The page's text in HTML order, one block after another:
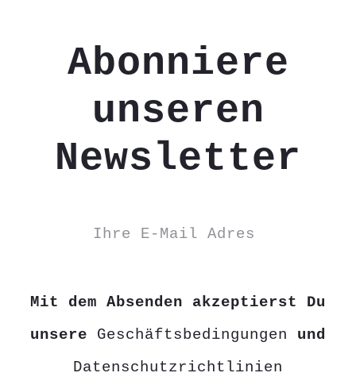
Abonniere
unseren
Newsletter
Mit dem Absenden akzeptierst Du
unsere Geschäftsbedingungen und
Datenschutzrichtlinien